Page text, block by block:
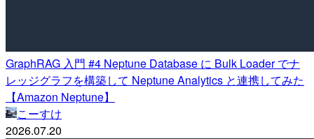
GraphRAG 入門 #4 Neptune Database に Bulk Loader でナ
レッジグラフを構築して Neptune Analytics と連携してみた
【Amazon Neptune】
こーすけ
2026.07.20